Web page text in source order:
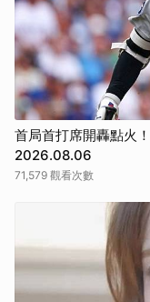
首局首打席開轟點火
2026.08.06
71,579 觀看次數